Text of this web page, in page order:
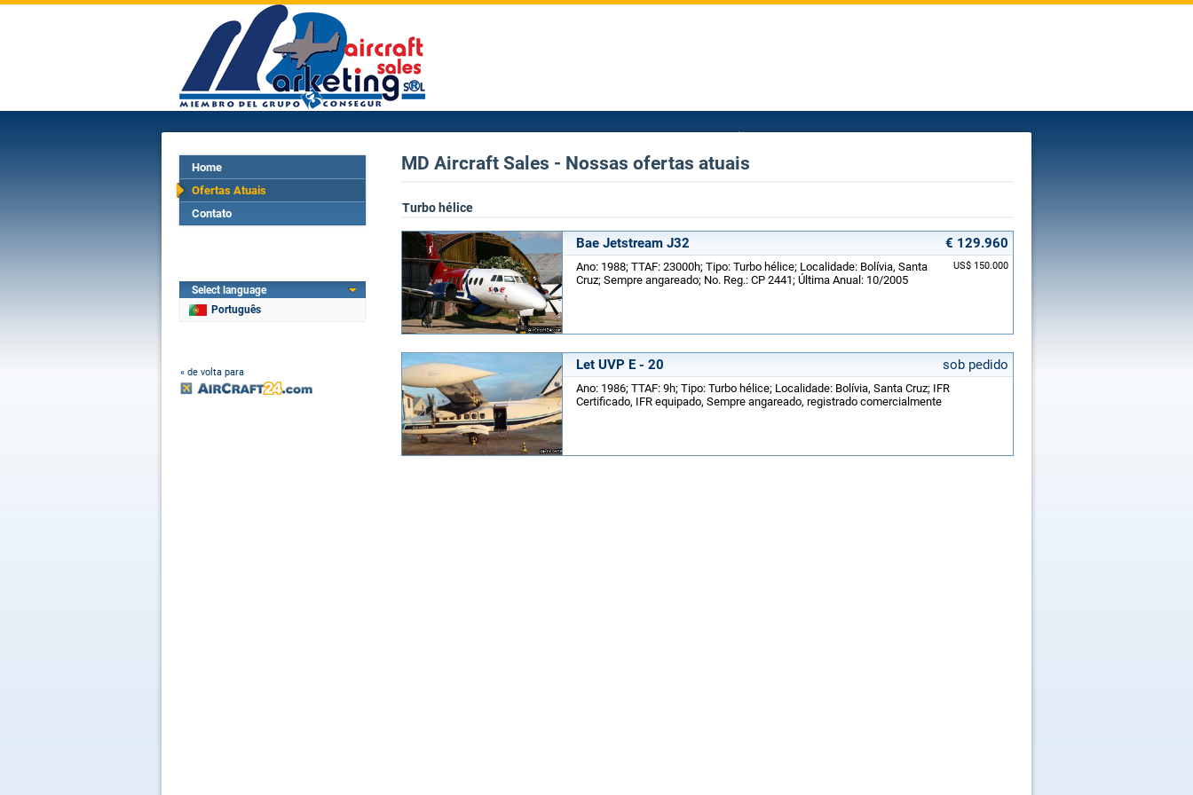
Home
Ofertas Atuais
Contato
Select language
Português
« de volta para
MD Aircraft Sales - Nossas ofertas atuais
Turbo hélice
Bae Jetstream J32 € 129.960
US$ 150.000
Ano: 1988; TTAF: 23000h; Tipo: Turbo hélice; Localidade: Bolívia, Santa
Cruz; Sempre angareado; No. Reg.: CP 2441; Última Anual: 10/2005
Let UVP E - 20 sob pedido
Ano: 1986; TTAF: 9h; Tipo: Turbo hélice; Localidade: Bolívia, Santa Cruz; IFR
Certificado, IFR equipado, Sempre angareado, registrado comercialmente